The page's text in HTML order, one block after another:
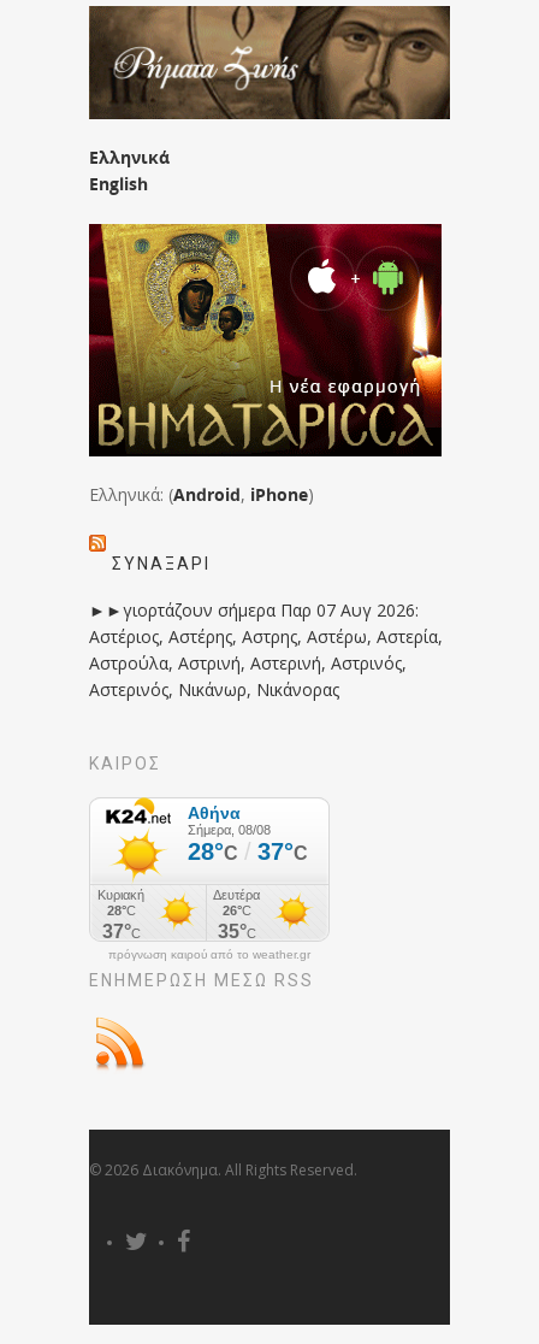
Ελληνικά
English
Ελληνικά: (Android, iPhone)
ΣΥΝΑΞΆΡΙ
►►γιορτάζουν σήμερα Παρ 07 Αυγ 2026:
Αστέριος, Αστέρης, Αστρης, Αστέρω, Αστερία,
Αστρούλα, Αστρινή, Αστερινή, Αστρινός,
Αστερινός, Νικάνωρ, Νικάνορας
ΚΑΙΡΟΣ
πρόγνωση καιρού από το weather.gr
ΕΝΗΜΈΡΩΣΉ ΜΕΣΩ RSS
© 2026 Διακόνημα. All Rights Reserved.